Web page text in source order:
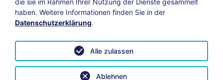
Impressum Suche Datenschutz
Vertrag widerrufen
Datenschutzeinstellungen anpassen
die sie im Rahmen Ihrer Nutzung der Dienste gesammelt
haben. Weitere Informationen finden Sie in der
Datenschutzerklärung.
Ablehnen
Alle zulassen